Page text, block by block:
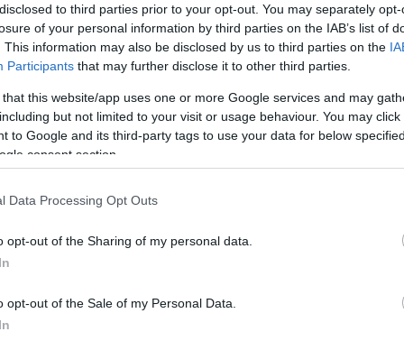
to third parties prior to your opt-out. You may separately
of your personal information by third parties on the IAB’s list of
This information may also be disclosed by us to third parties on the
Participants that may further disclose it to other third parties.
that this website/app uses one or more Google services and may
but not limited to your visit or usage behaviour. You may
to Google and its third-party tags to use your data for below
consent section.
Data Processing Opt Outs
opt-out of the Sharing of my personal data.
opt-out of the Sale of my Personal Data.
χρονιά νοθεύει την ψήφο των φοιτητών.
χρόνια, στο Διεθνές Πανεπιστήμιο
της Αλεξανδρούπολης και σε δεκάδες
φοιτητικών συλλόγων και χωρίς τη
άλλης παράταξης. Με τον τρόπο αυτό,
σαν νικήτρια μιας διαδικασίας -
επιπλέον παρατηρείται το φαινόμενο να
μέση της διαδικασίας χωρίς να
όπου η ψήφος των φοιτητών δεν
της ΔΑΠ-ΝΔΦΚ